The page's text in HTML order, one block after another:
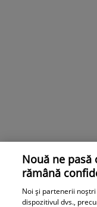
Dragoș
Donald Trump. Ce
Nouă ne pasă
rămână
Noi și partenerii
dispozitivul dvs.,